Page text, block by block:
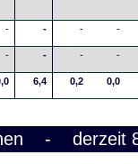
- - - -
- - - -
6,4 0,2 0,0
- derzeit